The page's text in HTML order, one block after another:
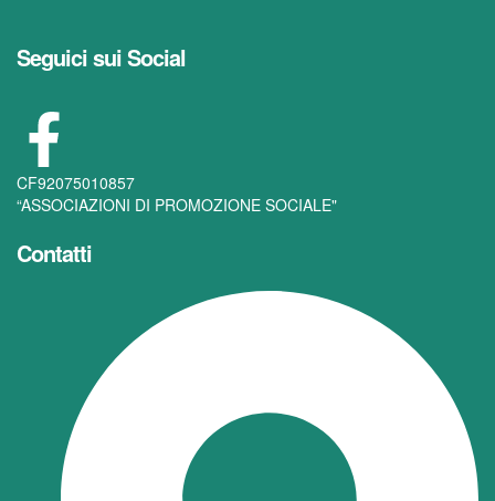
Seguici sui Social
CF92075010857
“ASSOCIAZIONI DI PROMOZIONE SOCIALE"
Contatti